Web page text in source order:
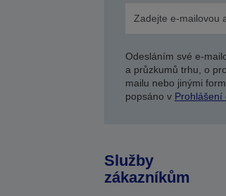
Odesláním své e-
a průzkumů trhu, o
mailu nebo jinými
popsáno v Prohlášení
Služby
zákazníkům